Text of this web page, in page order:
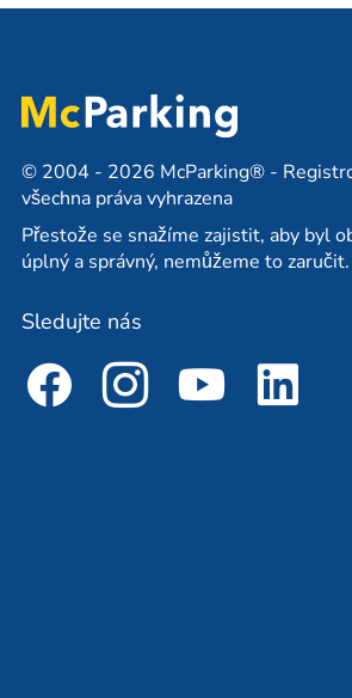
© 2004 - 2026 McParking® -
všechna práva vyhrazena
Přestože se snažíme zajistit, aby byl
úplný a správný, nemůžeme to zaručit.
Sledujte nás